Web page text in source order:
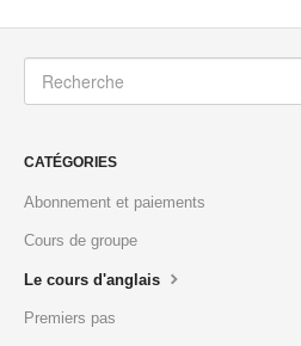
CATÉGORIES
Abonnement et paiements
Cours de groupe
Le cours d'anglais
Premiers pas